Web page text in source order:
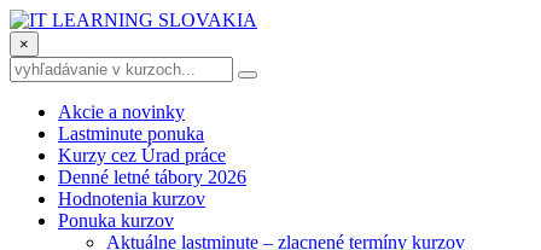
×
Akcie a novinky
Lastminute ponuka
Kurzy cez Úrad práce
Denné letné tábory 2026
Hodnotenia kurzov
Ponuka kurzov
Aktuálne lastminute – zlacnené termíny kurzov